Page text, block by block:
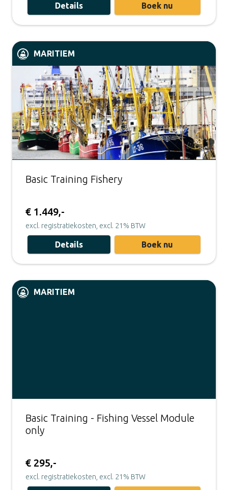
Details Boek nu
MARITIEM
Basic Training Fishery
€ 1.449,-
excl. registratiekosten, excl. 21% BTW
Details Boek nu
MARITIEM
Basic Training - Fishing Vessel Module
only
€ 295,-
excl. registratiekosten, excl. 21% BTW